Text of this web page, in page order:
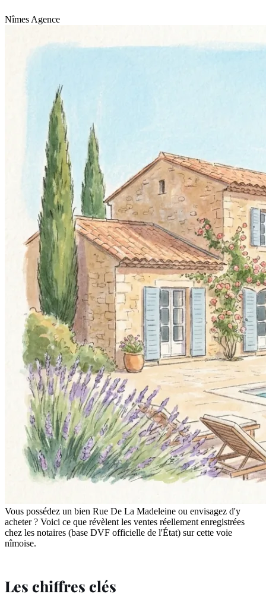
Nîmes Agence
Vous possédez un bien Rue De La Madeleine ou envisagez d'y
acheter ? Voici ce que révèlent les ventes réellement enregistrées
chez les notaires (base DVF officielle de l'État) sur cette voie
nîmoise.
Les chiffres clés